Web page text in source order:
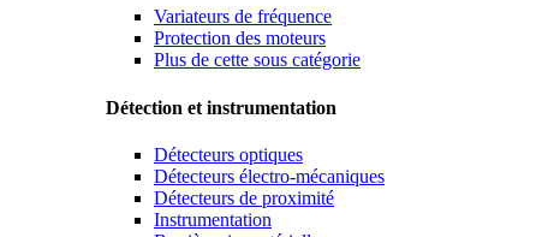
Variateurs de fréquence
Protection des moteurs
Plus de cette sous catégorie
Détection et instrumentation
Détecteurs optiques
Détecteurs électro-mécaniques
Détecteurs de proximité
Instrumentation